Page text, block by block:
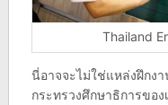
Thailand
นี่อาจจะไม่ใช่แหล่งฝึกง
กระทรวงศึกษาธิการขอ